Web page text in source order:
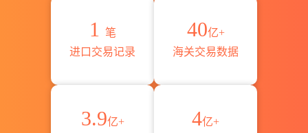
1
笔
进口交易记录
40亿+
海关交易数据
3.9亿+
4亿+